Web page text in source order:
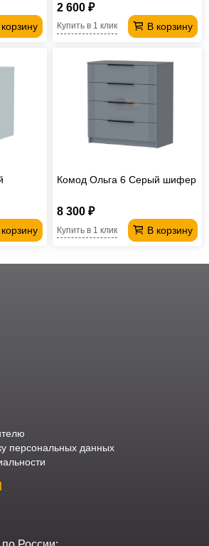
2 600 ₽
В корзину
Купить в 1 клик
Комод Ольга 6 Серый шифер
8 300 ₽
В корзину
Купить в 1 клик
персональных данных